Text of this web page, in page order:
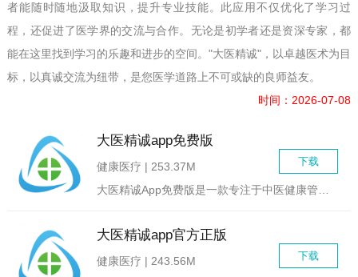
者能随时随地汲取知识，提升专业技能。此应用不仅优化了学习过
程，还促进了医学界的交流与合作。无论是初学者还是资深专家，都
能在这里找到学习的乐趣和进步的空间。"大医精诚"，以卓越医术为目
标，以真诚交流为纽带，是您医学道路上不可或缺的良师益友。
时间：2026-07-08
大医精诚app免费版
下载
健康医疗 | 253.37M
大医精诚App免费版是一款专注于中医健康管理与知识普及的移动...
大医精诚app官方正版
下载
健康医疗 | 243.56M